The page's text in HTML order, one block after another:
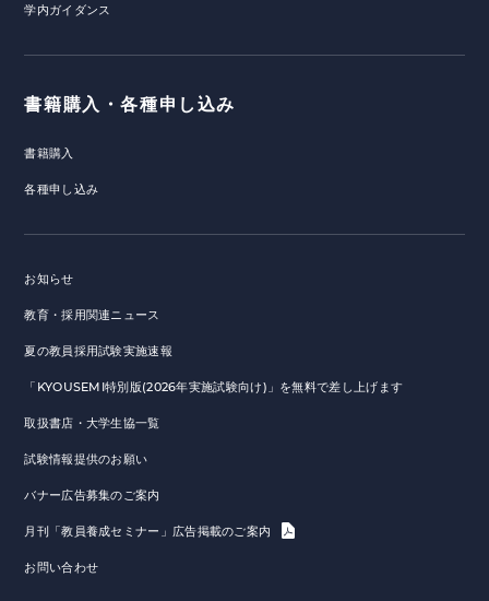
学内ガイダンス
書籍購入・各種申し込み
書籍購入
各種申し込み
お知らせ
教育・採用関連ニュース
夏の教員採用試験実施速報
「KYOUSEMI特別版(2026年実施試験向け)」を無料で差し上げます
取扱書店・大学生協一覧
試験情報提供のお願い
バナー広告募集のご案内
月刊「教員養成セミナー」広告掲載のご案内
お問い合わせ